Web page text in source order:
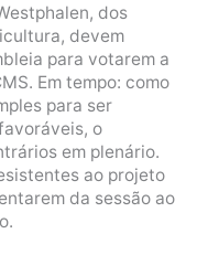
dos
devem
para votarem a
Em tempo: como
para ser
o
em plenário.
ao projeto
da sessão ao